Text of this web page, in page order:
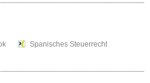
Spanisches Steuerrecht